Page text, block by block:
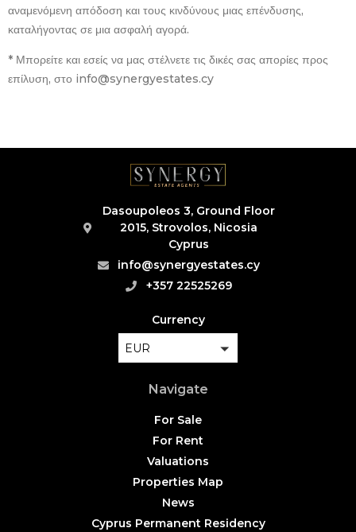
αναμενόμενη απόδοση και τους κινδύνους μιας επένδυσης,
καταλήγοντας σε μια ασφαλή αγορά.
* Μπορείτε και εσείς να μας στέλνετε τις δικές σας απορίες προς
επίλυση, στο info@synergyestates.cy
Dasoupoleos 3, Ground Floor
2015, Strovolos, Nicosia
Cyprus
info@synergyestates.cy
+357 22525269
Currency
EUR
Navigate
For Sale
For Rent
Valuations
Properties Map
News
Cyprus Permanent Residency